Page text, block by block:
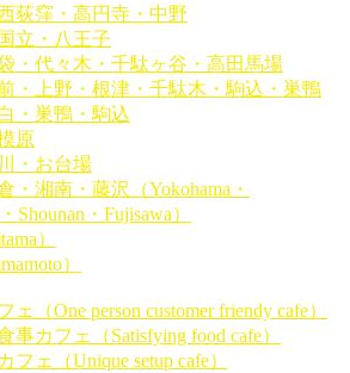
荻窪・高円寺・中野
立・八王子
・代々木・千駄ヶ谷・高田馬場
・上野・根津・千駄木・駒込・巣鴨
・巣鴨・駒込
原
・お台場
・湘南・藤沢（Yokohama・
Shounan・Fujisawa）
）
）
ェ（One person customer friendy cafe）
事カフェ（Satisfying food cafe）
フェ（Unique setup cafe）